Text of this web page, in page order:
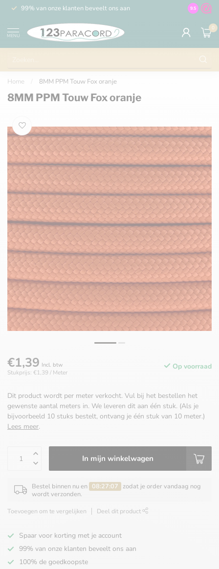
99% van onze klanten beveelt ons aan 100% de
9.5
MENU
0
Home 8MM PPM Touw Fox oranje
8MM PPM Touw Fox oranje
€1,39 Incl. btw
Stukprijs: €1,39 / Meter
Op voorraad
Dit product wordt per meter verkocht. Vul bij het bestellen het
gewenste aantal meters in. We leveren dit aan één stuk. (Als je
bijvoorbeeld 10 stuks bestelt, ontvang je één stuk van 10 meter.)
Lees meer.
In mijn winkelwagen
Bestel binnen nu en 08:27:06
zodat je order vandaag nog
wordt verzonden.
Toevoegen om te vergelijken Deel dit product
Spaar voor korting met je account
99% van onze klanten beveelt ons aan
100% de goedkoopste